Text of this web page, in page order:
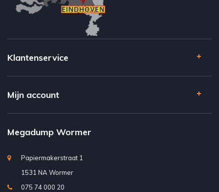
Klantenservice
Mijn account
Megadump Wormer
Papiermakerstraat 1
1531 NA Wormer
075 74 000 20